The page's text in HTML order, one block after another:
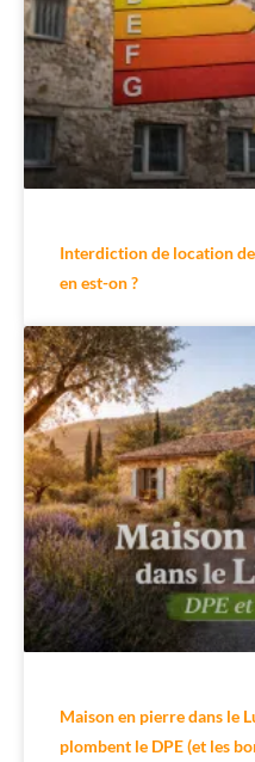
Interdiction de location
en est-on ?
Maison en pierre dans le
plombent le DPE (et les